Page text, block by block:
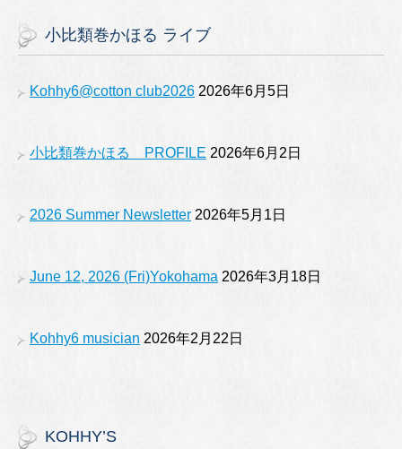
c
e
b
o
k
a
gr
a
tt
er
u
T
u
e
小比類巻かほる ライブ
Kohhy6@cotton club2026 2026年6月5日
小比類巻かほる PROFILE 2026年6月2日
2026 Summer Newsletter 2026年5月1日
June 12, 2026 (Fri)Yokohama 2026年3月18日
Kohhy6 musician 2026年2月22日
KOHHY’S